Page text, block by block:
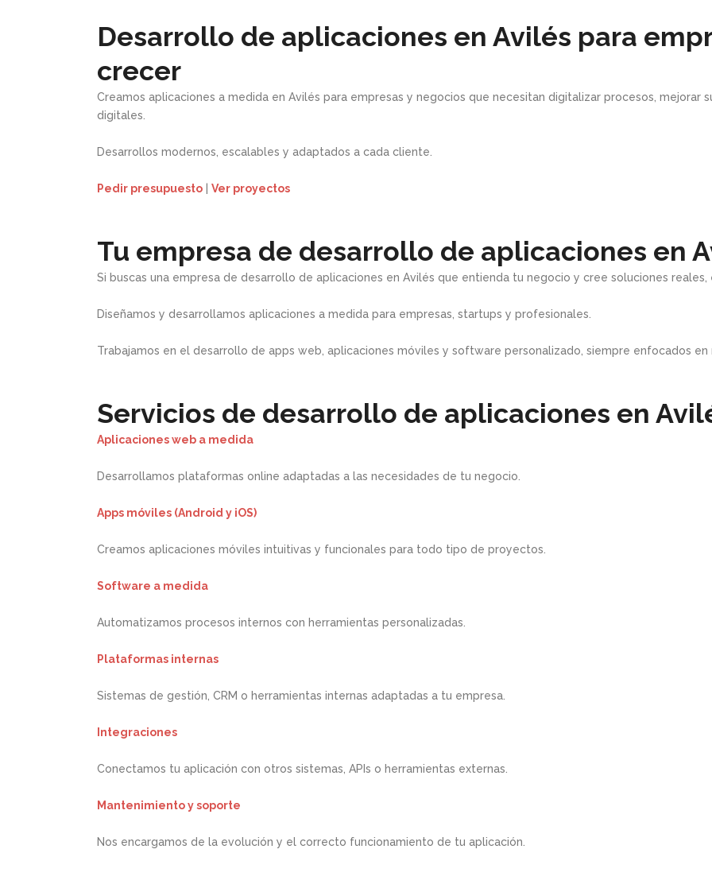
Desarrollo de aplicaciones en Avilés para
crecer
Creamos aplicaciones a medida en Avilés para empresas y negocios que necesitan digitalizar procesos, mejorar
digitales.
Desarrollos modernos, escalables y adaptados a cada cliente.
Pedir presupuesto Ver proyectos
Tu empresa de desarrollo de aplicaciones en
Si buscas una empresa de desarrollo de aplicaciones en Avilés que entienda tu negocio y cree soluciones
Diseñamos y desarrollamos aplicaciones a medida para empresas, startups y profesionales.
Trabajamos en el desarrollo de apps web, aplicaciones móviles y software personalizado, siempre enfocados
Servicios de desarrollo de aplicaciones en
Aplicaciones web a medida
Desarrollamos plataformas online adaptadas a las necesidades de tu negocio.
Apps móviles (Android y iOS)
Creamos aplicaciones móviles intuitivas y funcionales para todo tipo de proyectos.
Software a medida
Automatizamos procesos internos con herramientas personalizadas.
Plataformas internas
Sistemas de gestión, CRM o herramientas internas adaptadas a tu empresa.
Integraciones
Conectamos tu aplicación con otros sistemas, APIs o herramientas externas.
Mantenimiento y soporte
Nos encargamos de la evolución y el correcto funcionamiento de tu aplicación.